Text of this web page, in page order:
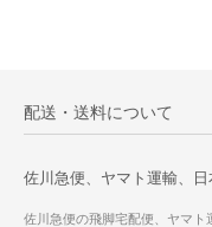
配送・送料について
佐川急便、ヤマト運輸、
佐川急便の飛脚宅配便、ヤマト